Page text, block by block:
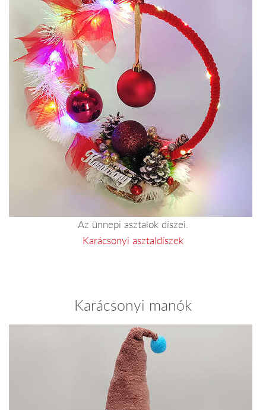
Az ünnepi asztalok díszei.
Karácsonyi asztaldíszek
Karácsonyi manók